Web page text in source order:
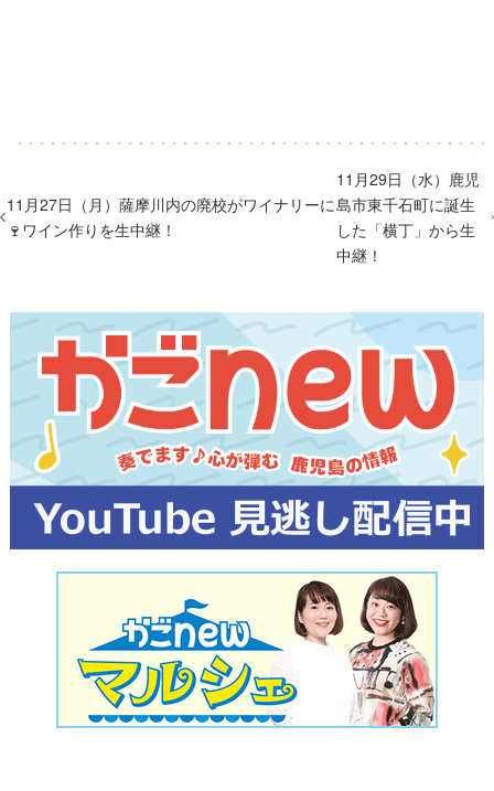
11月27日（月）薩摩川内の廃校がワイナリーに
🍷ワイン作りを生中継！
11月29日（水）鹿児
島市東千石町に誕生
した「横丁」から生
中継！